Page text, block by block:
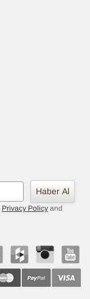
Haber Al
Privacy Policy and